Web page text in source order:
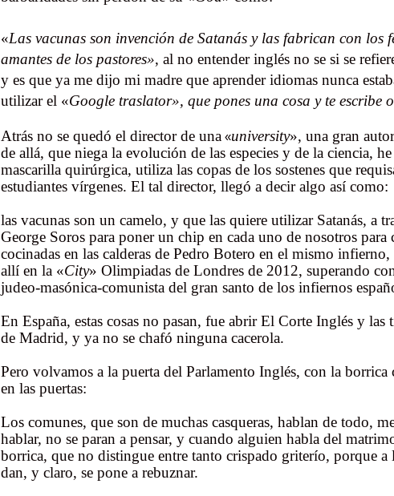
«Las vacunas son invención de Satanás y las fabrican con los
amantes de los pastores», al no entender inglés no se si se
y es que ya me dijo mi madre que aprender idiomas nunca
utilizar el «Google traslator», que pones una cosa y te escribe
Atrás no se quedó el director de una «university», una gran
de allá, que niega la evolución de las especies y de la ciencia,
mascarilla quirúrgica, utiliza las copas de los sostenes que
estudiantes vírgenes. El tal director, llegó a decir algo así como:
las vacunas son un camelo, y que las quiere utilizar Satanás, a
George Soros para poner un chip en cada uno de nosotros
cocinadas en las calderas de Pedro Botero en el mismo
allí en la «City» Olimpiadas de Londres de 2012, superando
judeo-masónica-comunista del gran santo de los infiernos
En España, estas cosas no pasan, fue abrir El Corte Inglés y
de Madrid, y ya no se chafó ninguna cacerola.
Pero volvamos a la puerta del Parlamento Inglés, con la
en las puertas:
Los comunes, que son de muchas casqueras, hablan de todo,
hablar, no se paran a pensar, y cuando alguien habla del
borrica, que no distingue entre tanto crispado griterío, porque a
dan, y claro, se pone a rebuznar.